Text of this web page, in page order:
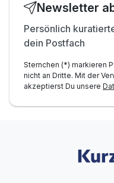
Newsletter
Persönlich
dein Postfach
Sternchen (*) markieren
nicht an Dritte. Mit der
akzeptierst Du unsere